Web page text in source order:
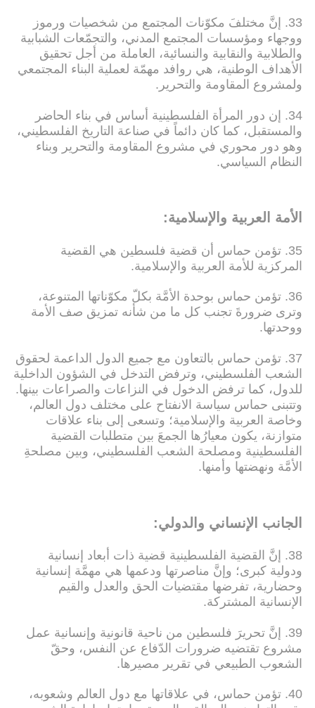
33. إنَّ مختلفَ مكوّنات المجتمع من شخصيات ورموز
ووجهاء ومؤسسات المجتمع المدني، والتجمّعات الشبابية
والطلابية والنقابية والنسائية، العاملة من أجل تحقيق
الأهداف الوطنية، هي روافد مهمّة لعملية البناء المجتمعي
ولمشروع المقاومة والتحرير.
34. إن دور المرأة الفلسطينية أساس في بناء الحاضر
والمستقبل، كما كان دائماً في صناعة التاريخ الفلسطيني،
وهو دور محوري في مشروع المقاومة والتحرير وبناء
النظام السياسي.
الأمة العربية والإسلامية:
35. تؤمن حماس أن قضية فلسطين هي القضية
المركزية للأمة العربية والإسلامية.
36. تؤمن حماس بوحدة الأمَّة بكلّ مكوّناتها المتنوعة،
وترى ضرورةَ تجنب كل ما من شأنه تمزيق صف الأمة
ووحدتها.
37. تؤمن حماس بالتعاون مع جميع الدول الداعمة لحقوق
الشعب الفلسطيني، وترفض التدخل في الشؤون الداخلية
للدول، كما ترفض الدخول في النزاعات والصراعات بينها.
وتتبنى حماس سياسة الانفتاح على مختلف دول العالم،
وخاصة العربية والإسلامية؛ وتسعى إلى بناء علاقات
متوازنة، يكون معيارُها الجمعَ بين متطلبات القضية
الفلسطينية ومصلحة الشعب الفلسطيني، وبين مصلحةِ
الأمَّة ونهضتها وأمنها.
الجانب الإنساني والدولي:
38. إنَّ القضية الفلسطينية قضية ذات أبعاد إنسانية
ودولية كبرى؛ وإنَّ مناصرتها ودعمها هي مهمَّة إنسانية
وحضارية، تفرضها مقتضيات الحق والعدل والقيم
الإنسانية المشتركة.
39. إنَّ تحريرَ فلسطين من ناحية قانونية وإنسانية عمل
مشروع تقتضيه ضرورات الدّفاع عن النفس، وحقّ
الشعوب الطبيعي في تقرير مصيرها.
40. تؤمن حماس، في علاقاتها مع دول العالم وشعوبه،